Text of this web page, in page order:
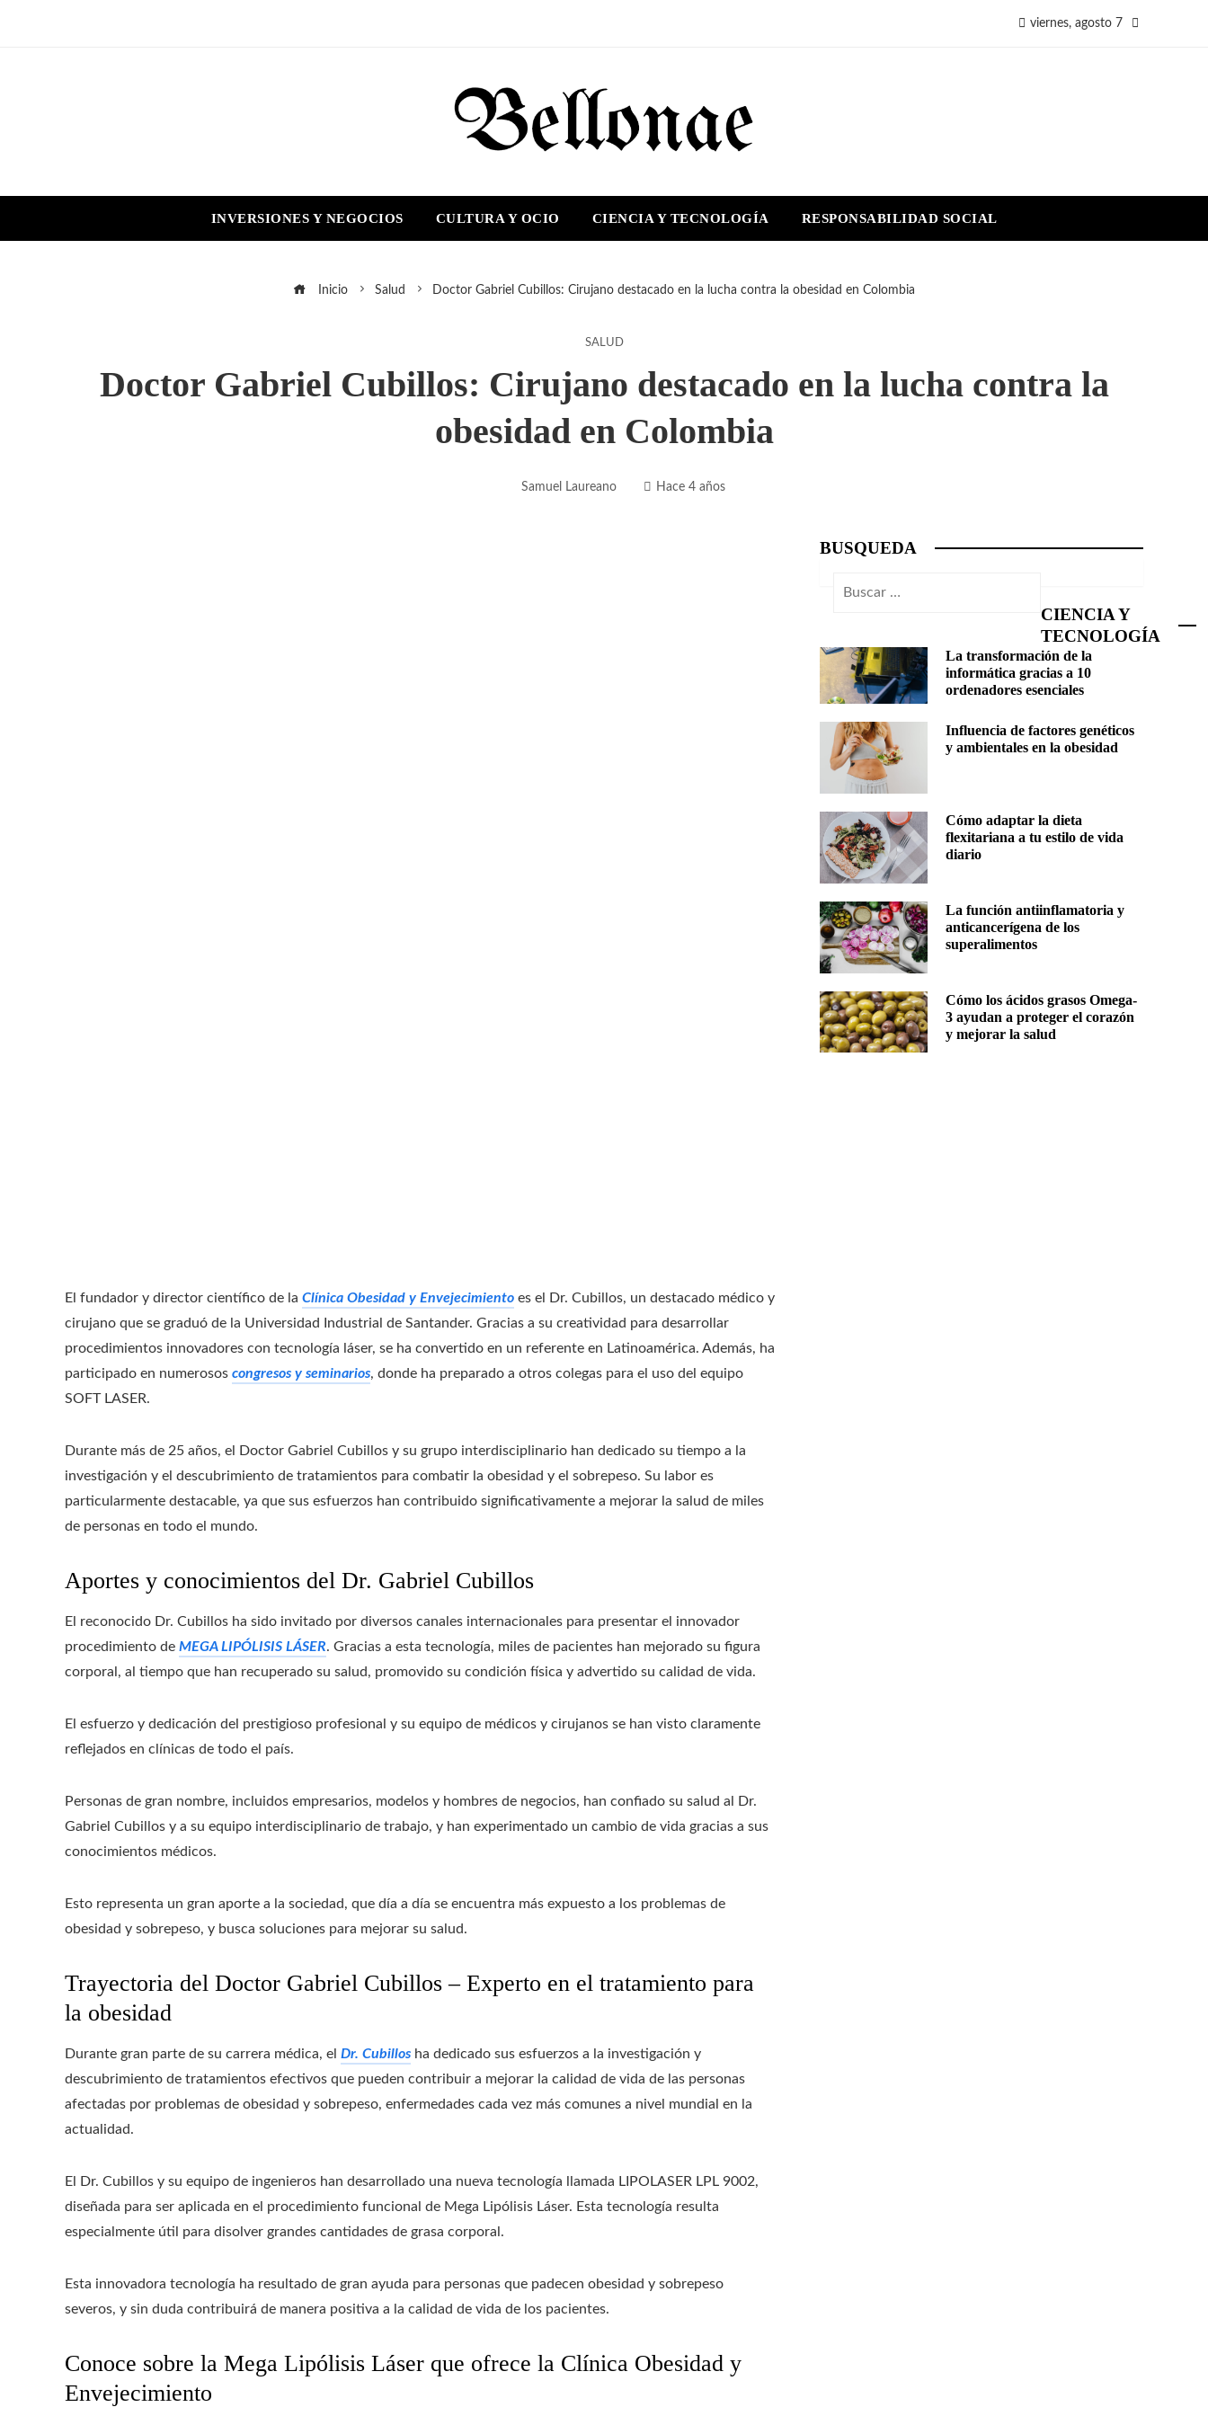
viernes, agosto 7
INVERSIONES Y NEGOCIOS CULTURA Y OCIO CIENCIA Y TECNOLOGÍA RESPONSABILIDAD SOCIAL
Inicio Salud Doctor Gabriel Cubillos: Cirujano destacado en la lucha contra la obesidad en Colombia
SALUD
Doctor Gabriel Cubillos: Cirujano destacado en la lucha contra la
obesidad en Colombia
Samuel Laureano Hace 4 años
El fundador y director científico de la Clínica Obesidad y Envejecimiento es el Dr. Cubillos, un destacado médico y
cirujano que se graduó de la Universidad Industrial de Santander. Gracias a su creatividad para desarrollar
procedimientos innovadores con tecnología láser, se ha convertido en un referente en Latinoamérica. Además, ha
participado en numerosos congresos y seminarios, donde ha preparado a otros colegas para el uso del equipo
SOFT LASER.
Durante más de 25 años, el Doctor Gabriel Cubillos y su grupo interdisciplinario han dedicado su tiempo a la
investigación y el descubrimiento de tratamientos para combatir la obesidad y el sobrepeso. Su labor es
particularmente destacable, ya que sus esfuerzos han contribuido significativamente a mejorar la salud de miles
de personas en todo el mundo.
Aportes y conocimientos del Dr. Gabriel Cubillos
El reconocido Dr. Cubillos ha sido invitado por diversos canales internacionales para presentar el innovador
procedimiento de MEGA LIPÓLISIS LÁSER. Gracias a esta tecnología, miles de pacientes han mejorado su figura
corporal, al tiempo que han recuperado su salud, promovido su condición física y advertido su calidad de vida.
El esfuerzo y dedicación del prestigioso profesional y su equipo de médicos y cirujanos se han visto claramente
reflejados en clínicas de todo el país.
Personas de gran nombre, incluidos empresarios, modelos y hombres de negocios, han confiado su salud al Dr.
Gabriel Cubillos y a su equipo interdisciplinario de trabajo, y han experimentado un cambio de vida gracias a sus
conocimientos médicos.
Esto representa un gran aporte a la sociedad, que día a día se encuentra más expuesto a los problemas de
obesidad y sobrepeso, y busca soluciones para mejorar su salud.
Trayectoria del Doctor Gabriel Cubillos – Experto en el tratamiento para
la obesidad
Durante gran parte de su carrera médica, el Dr. Cubillos ha dedicado sus esfuerzos a la investigación y
descubrimiento de tratamientos efectivos que pueden contribuir a mejorar la calidad de vida de las personas
afectadas por problemas de obesidad y sobrepeso, enfermedades cada vez más comunes a nivel mundial en la
actualidad.
El Dr. Cubillos y su equipo de ingenieros han desarrollado una nueva tecnología llamada LIPOLASER LPL 9002,
diseñada para ser aplicada en el procedimiento funcional de Mega Lipólisis Láser. Esta tecnología resulta
especialmente útil para disolver grandes cantidades de grasa corporal.
Esta innovadora tecnología ha resultado de gran ayuda para personas que padecen obesidad y sobrepeso
severos, y sin duda contribuirá de manera positiva a la calidad de vida de los pacientes.
Conoce sobre la Mega Lipólisis Láser que ofrece la Clínica Obesidad y
Envejecimiento
BUSQUEDA
Buscar:
CIENCIA Y
TECNOLOGÍA
La transformación de la
informática gracias a 10
ordenadores esenciales
Influencia de factores genéticos
y ambientales en la obesidad
Cómo adaptar la dieta
flexitariana a tu estilo de vida
diario
La función antiinflamatoria y
anticancerígena de los
superalimentos
Cómo los ácidos grasos Omega-
3 ayudan a proteger el corazón
y mejorar la salud